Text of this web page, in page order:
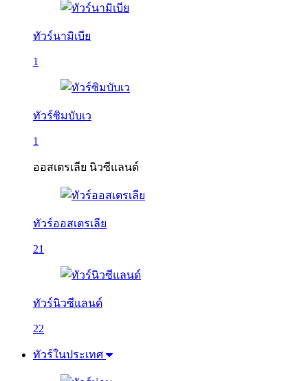
ทัวร์นามิเบีย
1
ทัวร์ซิมบับเว
1
ออสเตรเลีย นิวซีแลนด์
ทัวร์ออสเตรเลีย
21
ทัวร์นิวซีแลนด์
22
ทัวร์ในประเทศ